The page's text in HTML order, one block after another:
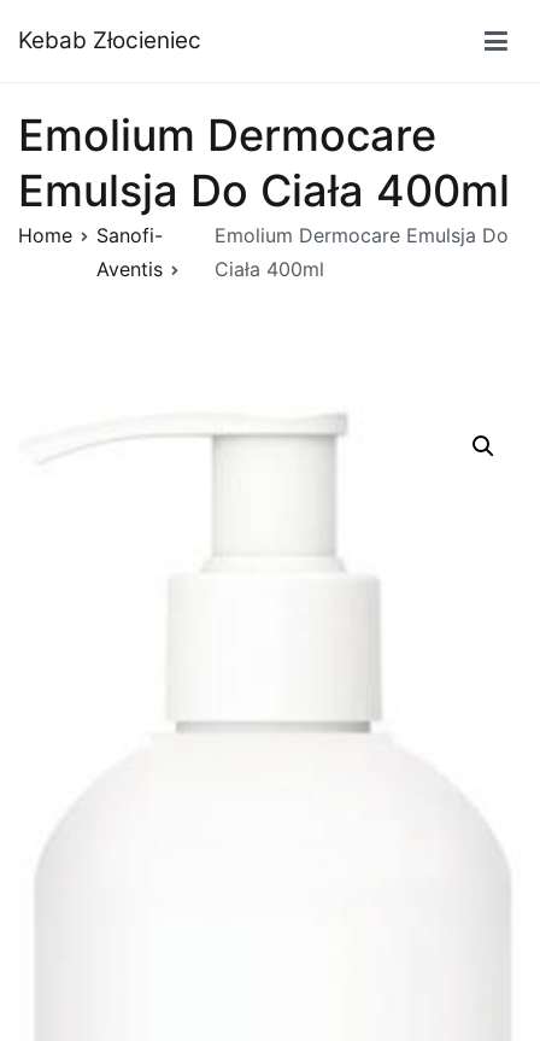
doKebab Złocieniec
Emolium Dermocare
Emulsja Do Ciała 400ml
Home
Sanofi-
Aventis
Emolium Dermocare Emulsja Do
Ciała 400ml